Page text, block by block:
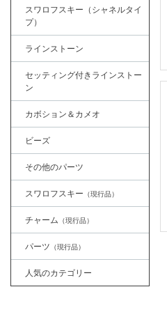
スワロフスキー（シャネルタイ
プ）
ラインストーン
セッティング付きラインストー
ン
カボション＆カメオ
ビーズ
その他のパーツ
スワロフスキー （現行品）
チャーム （現行品）
パーツ （現行品）
人気のカテゴリー